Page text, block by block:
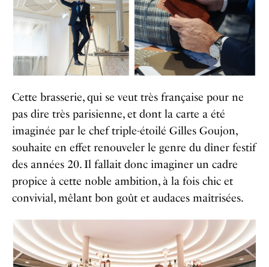
Cette brasserie, qui se veut très française pour ne
pas dire très parisienne, et dont la carte a été
imaginée par le chef triple-étoilé Gilles Goujon,
souhaite en effet renouveler le genre du dîner festif
des années 20. Il fallait donc imaginer un cadre
propice à cette noble ambition, à la fois chic et
convivial, mêlant bon goût et audaces maîtrisées.